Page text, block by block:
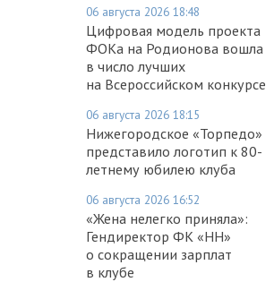
06 августа 2026 18:48
Цифровая модель проекта
ФОКа на Родионова вошла
в число лучших
на Всероссийском конкурсе
06 августа 2026 18:15
Нижегородское «Торпедо»
представило логотип к 80-
летнему юбилею клуба
06 августа 2026 16:52
«Жена нелегко приняла»:
Гендиректор ФК «НН»
о сокращении зарплат
в клубе